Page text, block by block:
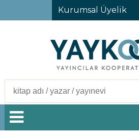
Kurumsal Üyelik